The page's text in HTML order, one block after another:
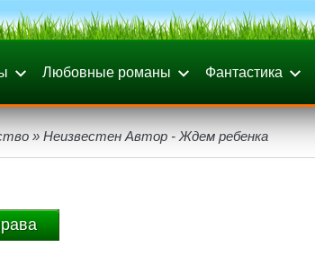
Любовные романы Фантастика
» Неизвестен Автор - Ждем ребенка